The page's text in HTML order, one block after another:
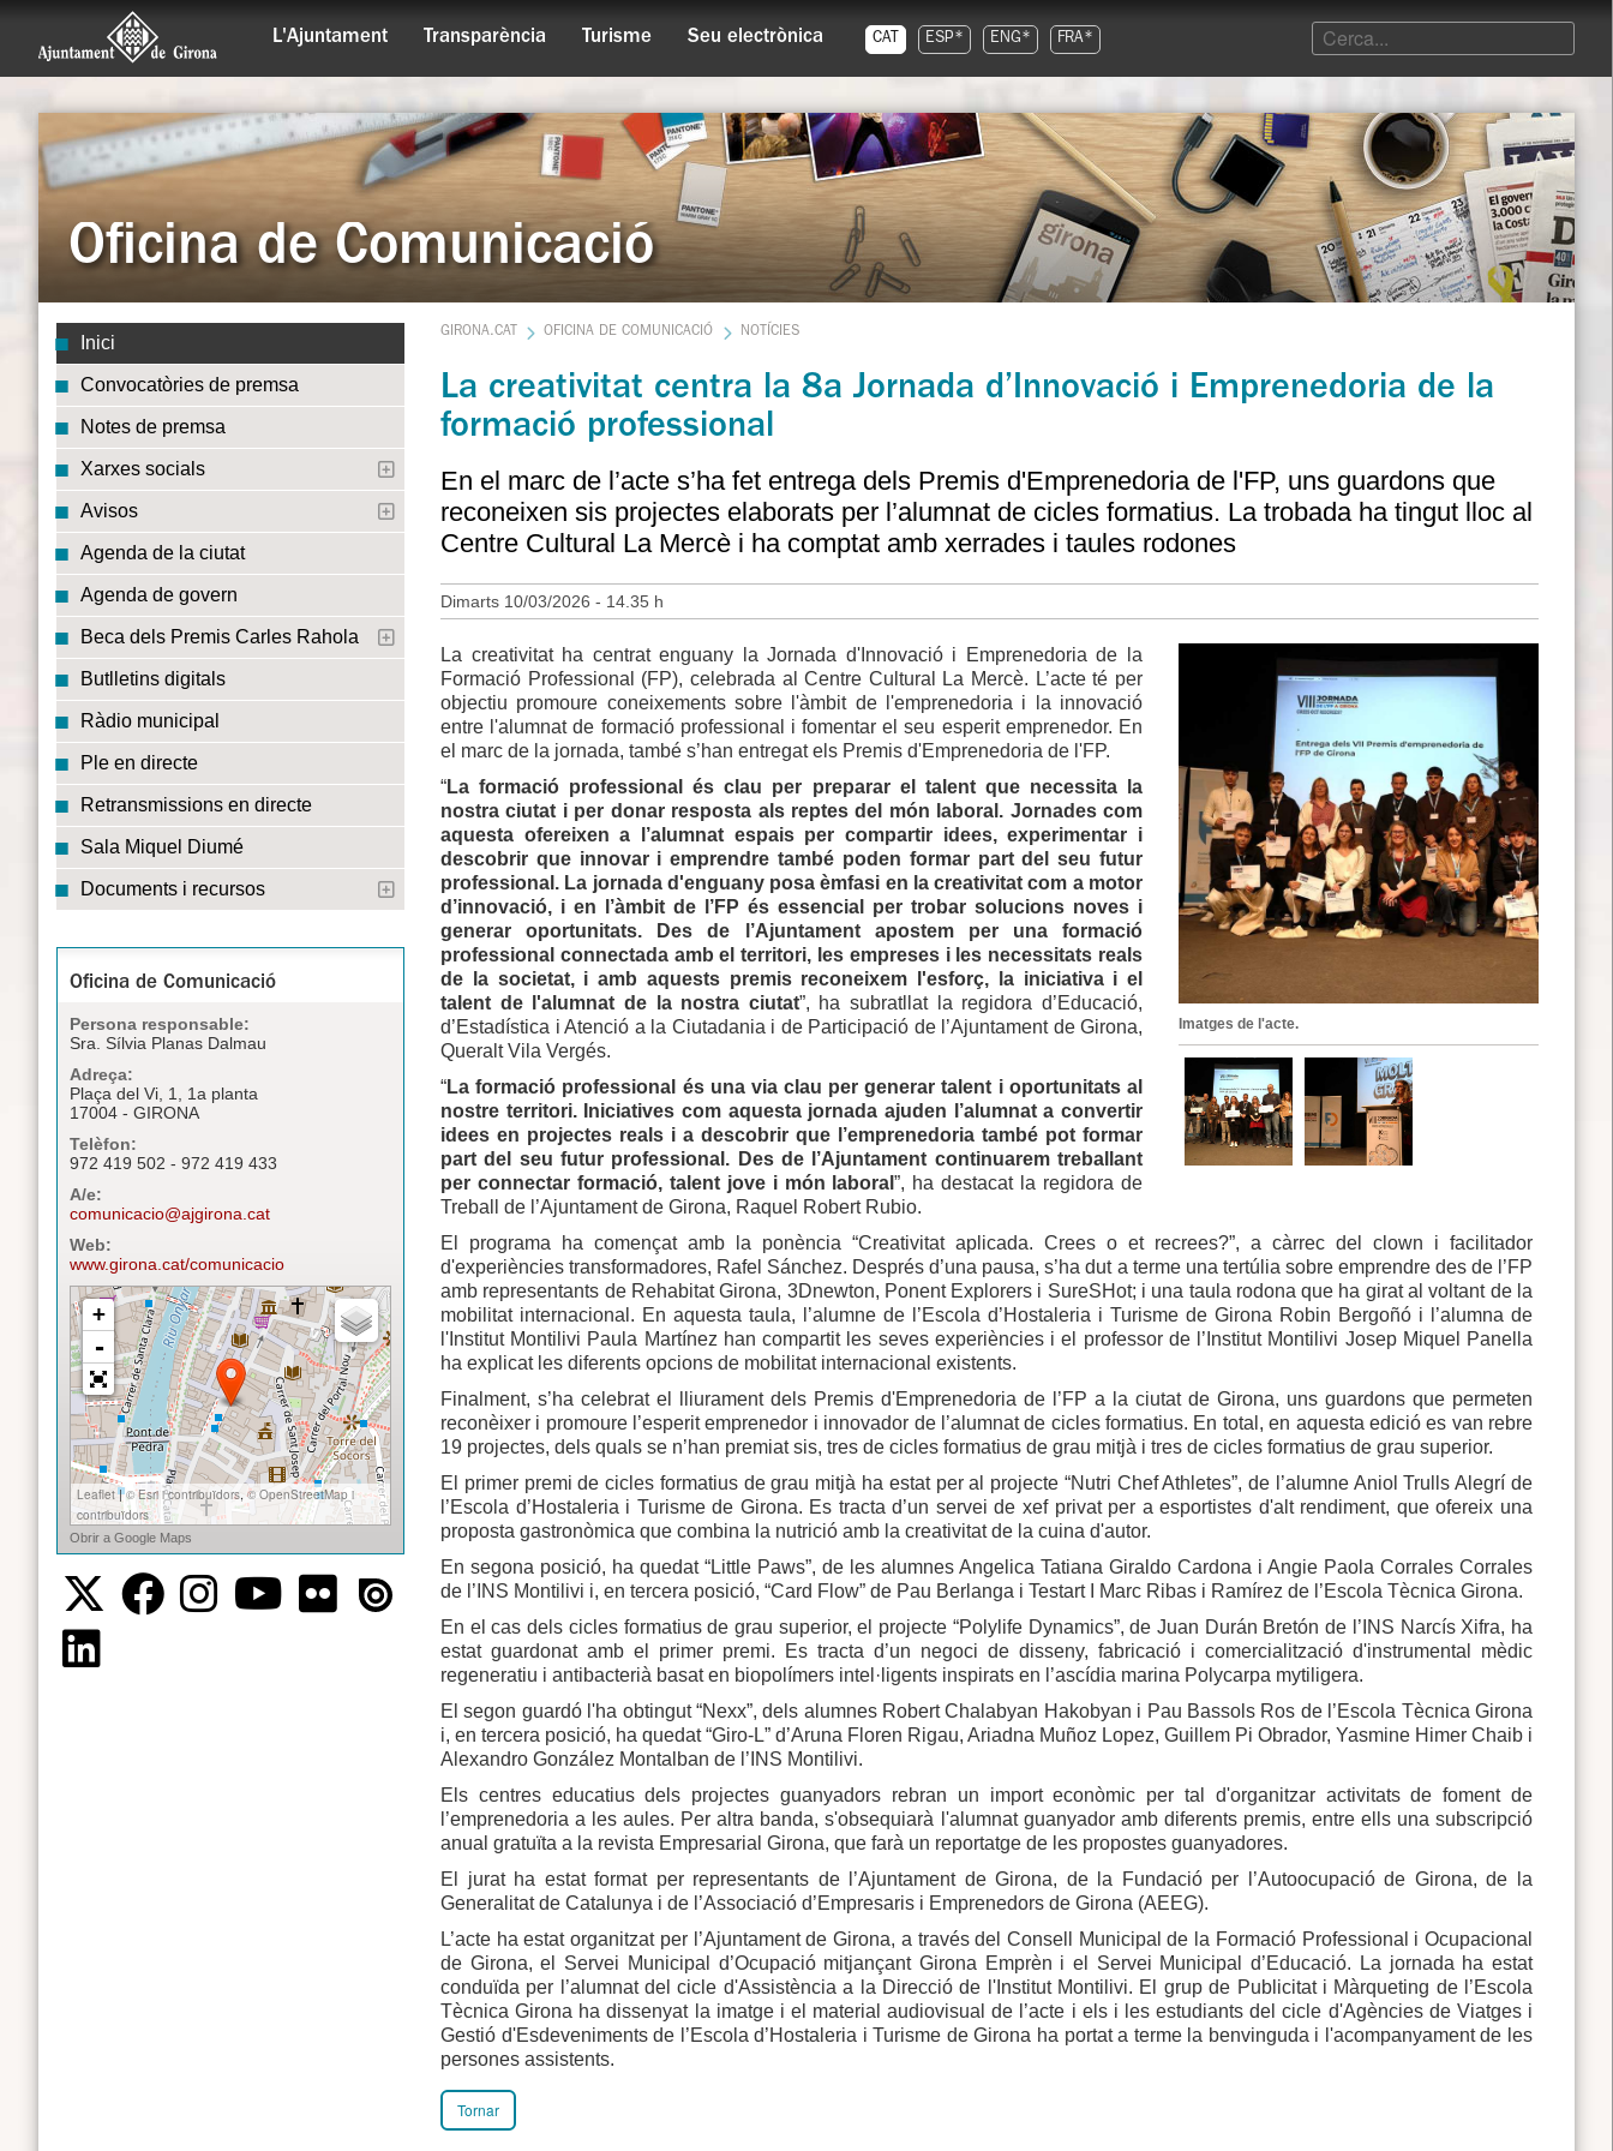
L'Ajuntament Transparència Turisme Seu electrònica CAT ESP* ENG* FRA*
Oficina de Comunicació
Inici
Convocatòries de premsa
Notes de premsa
Xarxes socials
Avisos
Agenda de la ciutat
Agenda de govern
Beca dels Premis Carles Rahola
Butlletins digitals
Ràdio municipal
Ple en directe
Retransmissions en directe
Sala Miquel Diumé
Documents i recursos
Oficina de Comunicació
Persona responsable:
Sra. Sílvia Planas Dalmau
Adreça:
Plaça del Vi, 1, 1a planta
17004 - GIRONA
Telèfon:
972 419 502 - 972 419 433
A/e:
comunicacio@ajgirona.cat
Web:
www.girona.cat/comunicacio
GIRONA.CAT OFICINA DE COMUNICACIÓ NOTÍCIES
La creativitat centra la 8a Jornada d’Innovació i Emprenedoria de la
formació professional
En el marc de l’acte s’ha fet entrega dels Premis d'Emprenedoria de l'FP, uns guardons que
reconeixen sis projectes elaborats per l’alumnat de cicles formatius. La trobada ha tingut lloc al
Centre Cultural La Mercè i ha comptat amb xerrades i taules rodones
Dimarts 10/03/2026 - 14.35 h
Imatges de l'acte.
La creativitat ha centrat enguany la Jornada d'Innovació i Emprenedoria de la
Formació Professional (FP), celebrada al Centre Cultural La Mercè. L’acte té per
objectiu promoure coneixements sobre l'àmbit de l'emprenedoria i la innovació
entre l'alumnat de formació professional i fomentar el seu esperit emprenedor. En
el marc de la jornada, també s’han entregat els Premis d'Emprenedoria de l'FP.
“La formació professional és clau per preparar el talent que necessita la
nostra ciutat i per donar resposta als reptes del món laboral. Jornades com
aquesta ofereixen a l’alumnat espais per compartir idees, experimentar i
descobrir que innovar i emprendre també poden formar part del seu futur
professional. La jornada d'enguany posa èmfasi en la creativitat com a motor
d’innovació, i en l’àmbit de l’FP és essencial per trobar solucions noves i
generar oportunitats. Des de l’Ajuntament apostem per una formació
professional connectada amb el territori, les empreses i les necessitats reals
de la societat, i amb aquests premis reconeixem l'esforç, la iniciativa i el
talent de l'alumnat de la nostra ciutat”, ha subratllat la regidora d’Educació,
d’Estadística i Atenció a la Ciutadania i de Participació de l’Ajuntament de Girona,
Queralt Vila Vergés.
“La formació professional és una via clau per generar talent i oportunitats al
nostre territori. Iniciatives com aquesta jornada ajuden l’alumnat a convertir
idees en projectes reals i a descobrir que l’emprenedoria també pot formar
part del seu futur professional. Des de l’Ajuntament continuarem treballant
per connectar formació, talent jove i món laboral”, ha destacat la regidora de
Treball de l’Ajuntament de Girona, Raquel Robert Rubio.
El programa ha començat amb la ponència “Creativitat aplicada. Crees o et recrees?”, a càrrec del clown i facilitador
d'experiències transformadores, Rafel Sánchez. Després d’una pausa, s’ha dut a terme una tertúlia sobre emprendre des de l’FP
amb representants de Rehabitat Girona, 3Dnewton, Ponent Explorers i SureSHot; i una taula rodona que ha girat al voltant de la
mobilitat internacional. En aquesta taula, l’alumne de l’Escola d’Hostaleria i Turisme de Girona Robin Bergoñó i l’alumna de
l'Institut Montilivi Paula Martínez han compartit les seves experiències i el professor de l’Institut Montilivi Josep Miquel Panella
ha explicat les diferents opcions de mobilitat internacional existents.
Finalment, s’ha celebrat el lliurament dels Premis d'Emprenedoria de l’FP a la ciutat de Girona, uns guardons que permeten
reconèixer i promoure l’esperit emprenedor i innovador de l’alumnat de cicles formatius. En total, en aquesta edició es van rebre
19 projectes, dels quals se n’han premiat sis, tres de cicles formatius de grau mitjà i tres de cicles formatius de grau superior.
El primer premi de cicles formatius de grau mitjà ha estat per al projecte “Nutri Chef Athletes”, de l’alumne Aniol Trulls Alegrí de
l’Escola d’Hostaleria i Turisme de Girona. Es tracta d’un servei de xef privat per a esportistes d'alt rendiment, que ofereix una
proposta gastronòmica que combina la nutrició amb la creativitat de la cuina d'autor.
En segona posició, ha quedat “Little Paws”, de les alumnes Angelica Tatiana Giraldo Cardona i Angie Paola Corrales Corrales
de l’INS Montilivi i, en tercera posició, “Card Flow” de Pau Berlanga i Testart I Marc Ribas i Ramírez de l’Escola Tècnica Girona.
En el cas dels cicles formatius de grau superior, el projecte “Polylife Dynamics”, de Juan Durán Bretón de l’INS Narcís Xifra, ha
estat guardonat amb el primer premi. Es tracta d’un negoci de disseny, fabricació i comercialització d'instrumental mèdic
regeneratiu i antibacterià basat en biopolímers intel·ligents inspirats en l’ascídia marina Polycarpa mytiligera.
El segon guardó l'ha obtingut “Nexx”, dels alumnes Robert Chalabyan Hakobyan i Pau Bassols Ros de l’Escola Tècnica Girona
i, en tercera posició, ha quedat “Giro-L” d’Aruna Floren Rigau, Ariadna Muñoz Lopez, Guillem Pi Obrador, Yasmine Himer Chaib i
Alexandro González Montalban de l’INS Montilivi.
Els centres educatius dels projectes guanyadors rebran un import econòmic per tal d'organitzar activitats de foment de
l’emprenedoria a les aules. Per altra banda, s'obsequiarà l'alumnat guanyador amb diferents premis, entre ells una subscripció
anual gratuïta a la revista Empresarial Girona, que farà un reportatge de les propostes guanyadores.
El jurat ha estat format per representants de l’Ajuntament de Girona, de la Fundació per l’Autoocupació de Girona, de la
Generalitat de Catalunya i de l’Associació d’Empresaris i Emprenedors de Girona (AEEG).
L’acte ha estat organitzat per l’Ajuntament de Girona, a través del Consell Municipal de la Formació Professional i Ocupacional
de Girona, el Servei Municipal d’Ocupació mitjançant Girona Emprèn i el Servei Municipal d’Educació. La jornada ha estat
conduïda per l’alumnat del cicle d'Assistència a la Direcció de l'Institut Montilivi. El grup de Publicitat i Màrqueting de l’Escola
Tècnica Girona ha dissenyat la imatge i el material audiovisual de l’acte i els i les estudiants del cicle d'Agències de Viatges i
Gestió d'Esdeveniments de l’Escola d’Hostaleria i Turisme de Girona ha portat a terme la benvinguda i l'acompanyament de les
persones assistents.
Tornar